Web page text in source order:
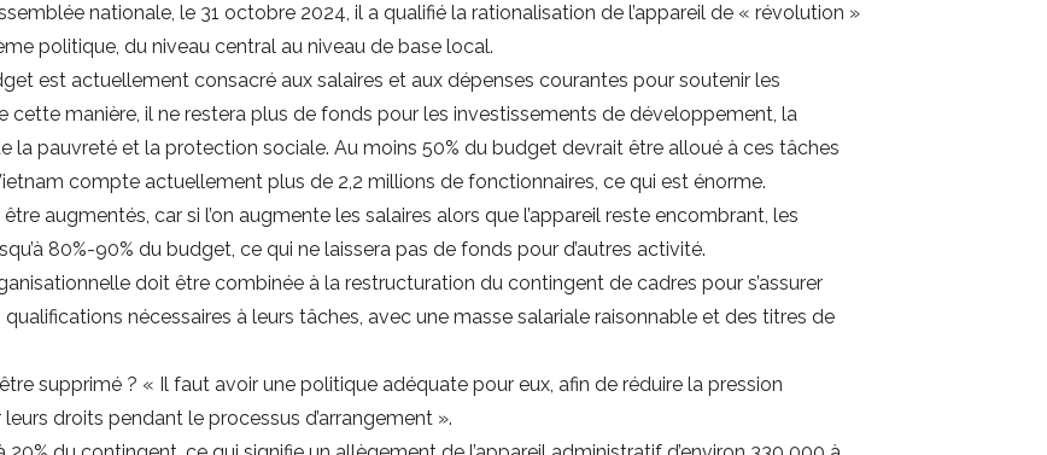
nationale, le 31 octobre 2024, il a qualifié la rationalisation de l’appareil de « révolution »
politique, du niveau central au niveau de base local.
est actuellement consacré aux salaires et aux dépenses courantes pour soutenir les
cette manière, il ne restera plus de fonds pour les investissements de développement, la
la pauvreté et la protection sociale. Au moins 50% du budget devrait être alloué à ces tâches
compte actuellement plus de 2,2 millions de fonctionnaires, ce qui est énorme.
augmentés, car si l’on augmente les salaires alors que l’appareil reste encombrant, les
80%-90% du budget, ce qui ne laissera pas de fonds pour d’autres activité.
doit être combinée à la restructuration du contingent de cadres pour s’assurer
nécessaires à leurs tâches, avec une masse salariale raisonnable et des titres de
supprimé ? « Il faut avoir une politique adéquate pour eux, afin de réduire la pression
droits pendant le processus d’arrangement ».